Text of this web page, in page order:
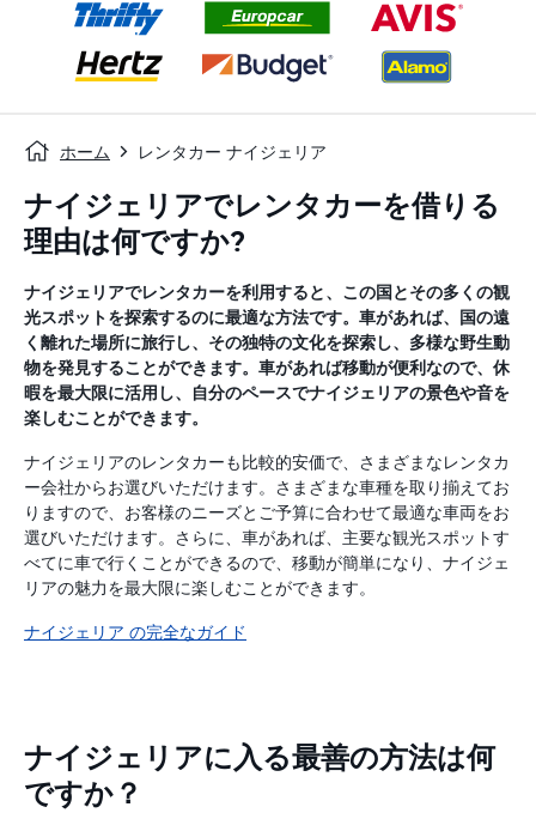
ホーム レンタカー ナイジェリア
ナイジェリアでレンタカーを借りる
理由は何ですか?
ナイジェリアでレンタカーを利用すると、この国とその多くの観
光スポットを探索するのに最適な方法です。車があれば、国の遠
く離れた場所に旅行し、その独特の文化を探索し、多様な野生動
物を発見することができます。車があれば移動が便利なので、休
暇を最大限に活用し、自分のペースでナイジェリアの景色や音を
楽しむことができます。
ナイジェリアのレンタカーも比較的安価で、さまざまなレンタカ
ー会社からお選びいただけます。さまざまな車種を取り揃えてお
りますので、お客様のニーズとご予算に合わせて最適な車両をお
選びいただけます。さらに、車があれば、主要な観光スポットす
べてに車で行くことができるので、移動が簡単になり、ナイジェ
リアの魅力を最大限に楽しむことができます。
ナイジェリア の完全なガイド
ナイジェリアに入る最善の方法は何
ですか？